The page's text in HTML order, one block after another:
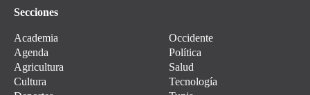
Secciones
Academia
Agenda
Agricultura
Cultura
Occidente
Política
Salud
Tecnología